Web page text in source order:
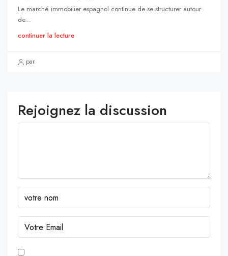
Le marché immobilier espagnol continue de se structurer autour
de...
continuer la lecture
par
Rejoignez la discussion